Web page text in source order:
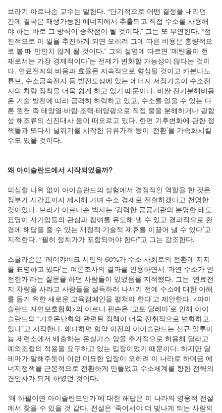
브라기 아르나손 교수는 말한다. “단기적으로 어떤 결정을 내리던
간에 결국은 재생가능한 에너지에서 추출되고 직접 수소를 사용해
야 하는 바로 그 방식이 종착점이 될 것이다.” 그는 또 부연한다. “점
진적으로 이 일을 추진하게 되면 오히려 그에 따른 비용은 총량적으
로 볼 때 만만치 않게 될 것이다.” 그의 설명에 따르면 ‘메탄올이 현
재로서는 가장 경제적이다’는 전제가 변화할 가능성이 많다는 것이
다. 연료전지의 비용과 효율은 지속적으로 향상될 것이고 카본나노
튜브, 수소금속전지 등 발전도상에 있는 에너지 저장기술이 수소전
지의 차량 장착을 더욱 쉽게 하고 있기 때문이다. 비싼 전기분해비용
은 기술 발전에 따라 급격히 하락하고 있고, 수소를 얻을 수 있는 다
른 원천 즉 태양열·바람·조력·태양광으로 직접 물을 분해하거나 광합
성 해조류의 신진대사 등이 떠오르고 있다. 한편 기후변화에 관한 정
책들과 또다시 널뛰기를 시작한 유류가격 등이 ‘전환’을 가속화시킬
수도 있을 것이다.
왜 아이슬란드에서 시작되었을까?
의심할 나위 없이 아이슬란드의 실험에서 결정적인 역할을 한 것은
정부가 시간표까지 제시해 가며 수소 경제로 전환하겠다고 천명한
것이었다. 브라기 아르나손 박사는 ‘강력한 공공기관의 분명한 태도
표명이 사기업들의 관심과 참여를 유도해 낼 수 있고 결과적으로 환
경에 해답을 줄 수 있는 재정적·기술적 제휴를 이끌어 낼 수 있다’고
지적한다. “필히 정치가가 포함되어야 한다”고 그는 강조한다.
스쿨라손은 ‘레이캬비크 시민의 60%가 수소 사회로의 전환에 지지
를 표명하고 있다’는 여론조사의 결과를 인용하면서 ‘과연 수소가 안
전한가’라는 질문을 하던 사람들이 있었음을 지적했다. 그는 ‘연료전
지 차량을 사라고 사람들을 설득하러 나서기 전에 수소에 대한 이해
를 돕기 위한 새로운 교육캠페인을 펼쳐야 한다’고 제안한다. <아이
슬란드 자연보호협회>의 아르니 핀손은 ‘교토 딜레마’로 인해 아이
슬란드의 “기후온난화와 관련된 정책이 더욱 진취적으로 변화하고
있다”고 지적한다. 왜냐하면 협약 이전의 아이슬란드는 신규 알루미
늄 제련소에서 배출하는 온실가스 양을 추가적으로 허용해 달라고
예외조항의 적용을 요구하고 있는 입장이었기 때문이다. 하지만 딜
레마가 말해주듯이 이런 미묘한 입장이 오히려 이 나라로 하여금 에
너지정책을 근본적으로 전환하게 만들었고 수소체계를 향한 전략의
견인차가 되게 하였던 것이다.
‘왜 하필이면 아이슬란드인가’에 대한 해답은 이 나라의 영웅적 전설
에서 찾을 수 있을 것 같다. 전설은 ‘죽어서야 더 빛나게 되는 사람의